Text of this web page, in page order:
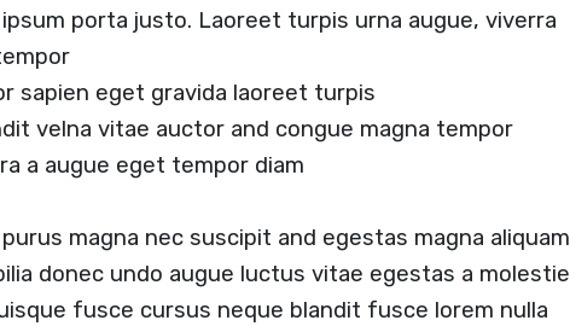
porta justo. Laoreet turpis urna augue, viverra
sapien eget gravida laoreet turpis
velna vitae auctor and congue magna tempor
a augue eget tempor diam
magna nec suscipit and egestas magna aliquam
donec undo augue luctus vitae egestas a molestie
fusce cursus neque blandit fusce lorem nulla